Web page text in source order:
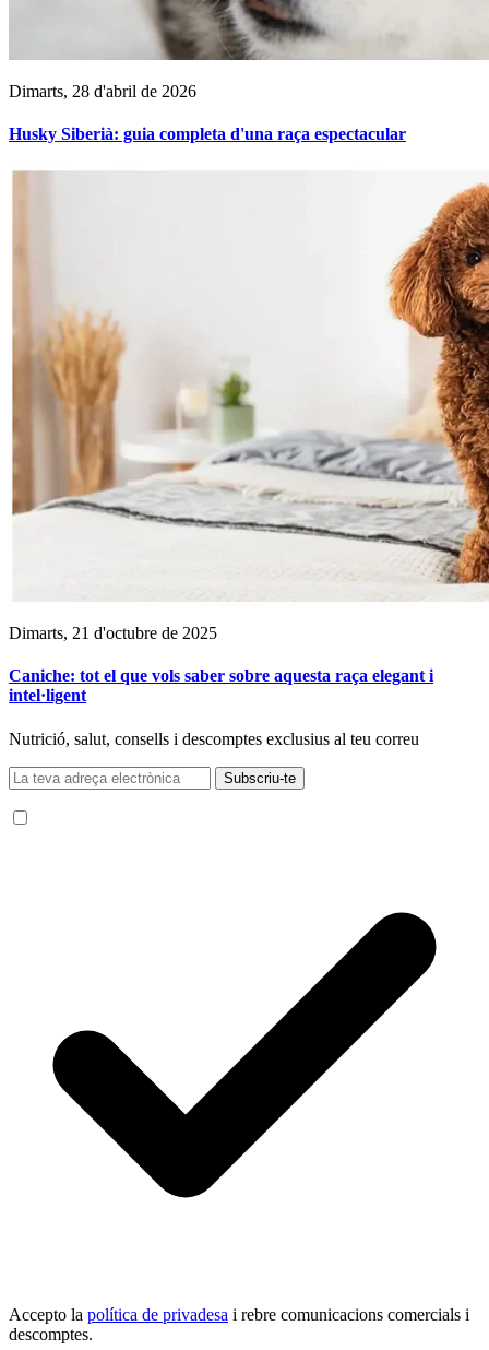
Dimarts, 28 d'abril de 2026
Husky Siberià: guia completa d'una raça espectacular
Dimarts, 21 d'octubre de 2025
Caniche: tot el que vols saber sobre aquesta raça elegant i
intel·ligent
Nutrició, salut, consells i descomptes exclusius al teu correu
Subscriu-te
Accepto la política de privadesa i rebre comunicacions comercials i
descomptes.